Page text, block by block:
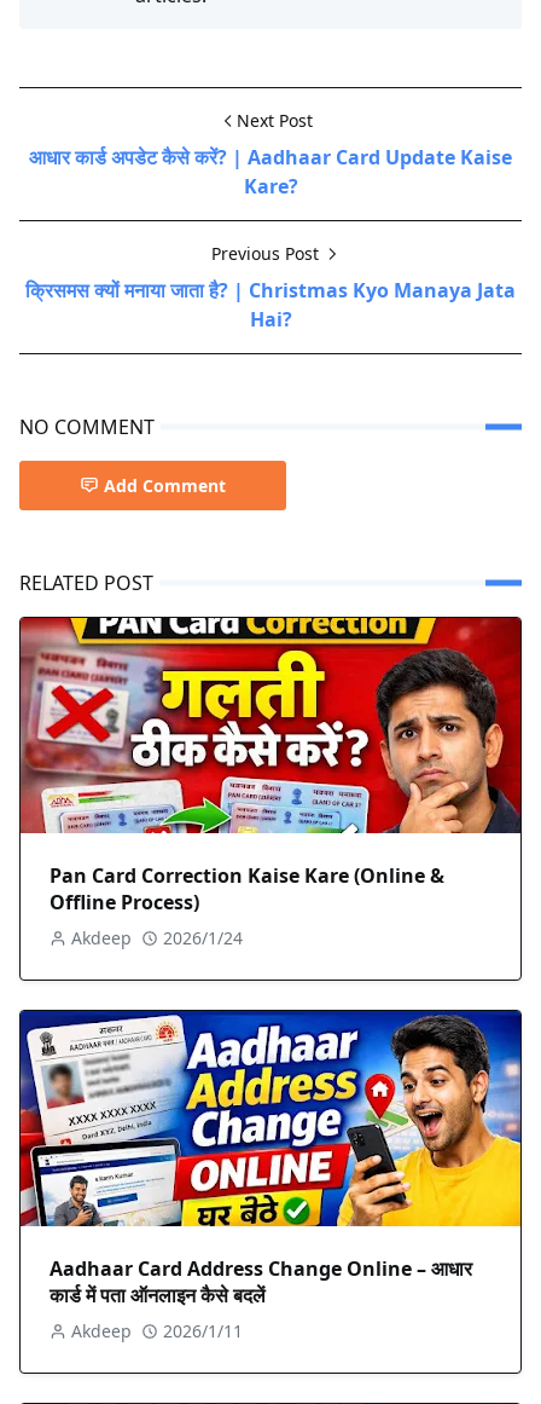
Next Post
आधार कार्ड अपडेट कैसे करें? | Aadhaar Card Update Kaise
Kare?
Previous Post
क्रिसमस क्यों मनाया जाता है? | Christmas Kyo Manaya Jata
Hai?
NO COMMENT
Add Comment
RELATED POST
Pan Card Correction Kaise Kare (Online &
Offline Process)
Akdeep 2026/1/24
Aadhaar Card Address Change Online – आधार
कार्ड में पता ऑनलाइन कैसे बदलें
Akdeep 2026/1/11